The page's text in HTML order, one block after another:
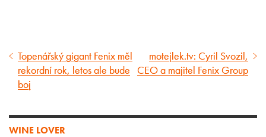
Předcházející
článek
Topenářský gigant Fenix měl
rekordní rok, letos ale bude
boj
Následující
článek
motejlek.tv: Cyril Svozil,
CEO a majitel Fenix Group
WINE LOVER